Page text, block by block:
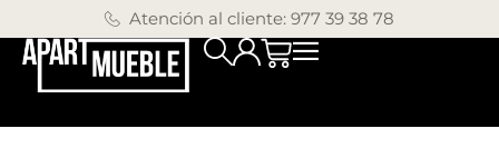
Atención al cliente: 977 39 38 78